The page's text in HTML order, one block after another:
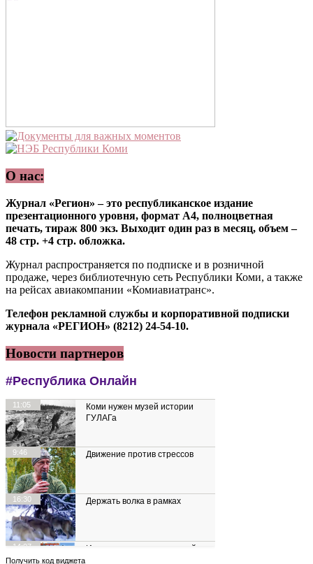
О нас:
Журнал «Регион» – это республиканское издание
презентационного уровня, формат А4, полноцветная
печать, тираж 800 экз. Выходит один раз в месяц, объем –
48 стр. +4 стр. обложка.
Журнал распространяется по подписке и в розничной
продаже, через библиотечную сеть Республики Коми, а также
на рейсах авиакомпании «Комиавиатранс».
Телефон рекламной службы и корпоративной подписки
журнала «РЕГИОН» (8212) 24-54-10.
Новости партнеров